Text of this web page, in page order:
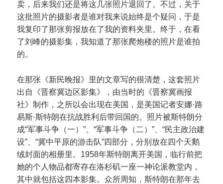
卖，后来我们还是将这几张照片退回了。不过，关于
这批照片的摄影者是谁对我来说始终是个疑问，于是
我复印了那张剪报放在了我的资料夹里。终于，在看
了刘峰的摄影集，我知道了那张爬炮楼的照片是谁拍
的。
在那张《新民晚报》里的文章写的很清楚，这套照片
出自《晋察冀边区影集》，由当时的《晋察冀画报
社》制作，之所以会出现在美国，是美国记者安娜·路
易斯·斯特朗在抗战胜利后带回国的。照片被斯特朗分
成“军事斗争（一）”、“军事斗争（二）”、“民主政治建
设”、“冀中平原的游击队”四部分，分别放在四个天鹅
绒封面的相册里。1958年斯特朗离开美国，临行前把
她的个人物品都寄存在洛杉矶一座一神论派教堂内，
其中就包括这四本影集。众所周知，斯特朗在那年去